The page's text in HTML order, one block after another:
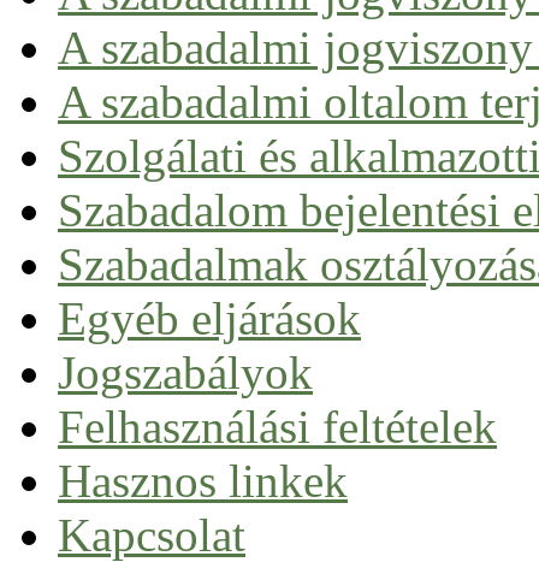
A szabadalmi
A szabadalmi oltalom
Szolgálati és
Szabadalom bejelentési
Nemzeti úton
Európai szabadalom
Nemzetközi szabadalom (PCT)
Egységes szabadalom
Szabadalmak
Egyéb eljárások
Jogszabályok
Felhasználási feltételek
Hasznos linkek
Kapcsolat